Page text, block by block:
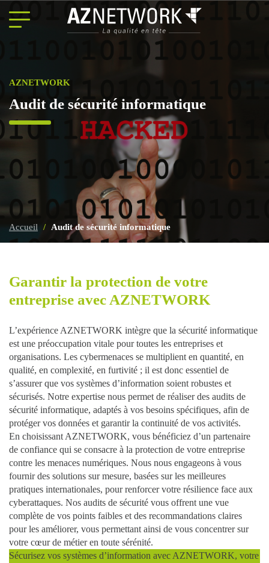
AZNETWORK
Audit de sécurité informatique
Accueil / Audit de sécurité informatique
Garantir la protection de votre
entreprise avec AZNETWORK
L’expérience AZNETWORK intègre que la sécurité informatique
est une préoccupation vitale pour toutes les entreprises et
organisations. Les cybermenaces se multiplient en quantité, en
qualité, en complexité, en furtivité ; il est donc essentiel de
s’assurer que vos systèmes d’information soient robustes et
sécurisés. Notre expertise nous permet de réaliser des audits de
sécurité informatique, adaptés à vos besoins spécifiques, afin de
protéger vos données et garantir la continuité de vos activités.
En choisissant AZNETWORK, vous bénéficiez d’un partenaire
de confiance qui se consacre à la protection de votre entreprise
contre les menaces numériques. Nous nous engageons à vous
fournir des solutions sur mesure, basées sur les meilleures
pratiques internationales, pour renforcer votre résilience face aux
cyberattaques. Nos audits de sécurité vous offrent une vue
complète de vos points faibles et des recommandations claires
pour les améliorer, vous permettant ainsi de vous concentrer sur
votre cœur de métier en toute sérénité.
Sécurisez vos systèmes d’information avec AZNETWORK, votre